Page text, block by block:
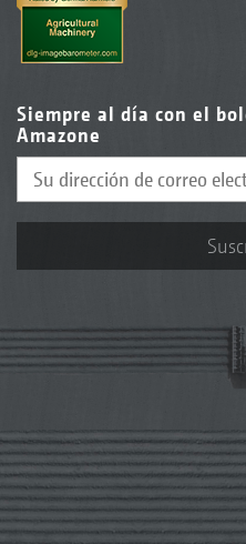
Siempre al día con el
Amazone